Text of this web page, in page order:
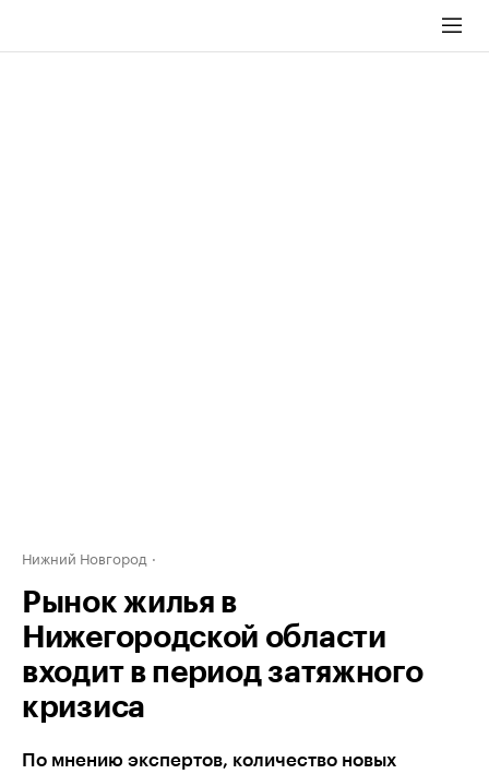
Нижний Новгород
Рынок жилья в
Нижегородской области
входит в период затяжного
кризиса
По мнению экспертов, количество новых